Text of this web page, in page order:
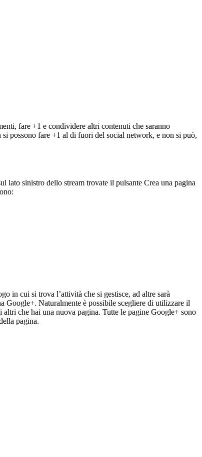
fare +1 e condividere altri contenuti che saranno
possono fare +1 al di fuori del social network, e non si può,
lato sinistro dello stream trovate il pulsante Crea una pagina
in cui si trova l’attività che si gestisce, ad altre sarà
Google+. Naturalmente è possibile scegliere di utilizzare il
che hai una nuova pagina. Tutte le pagine Google+ sono
pagina.